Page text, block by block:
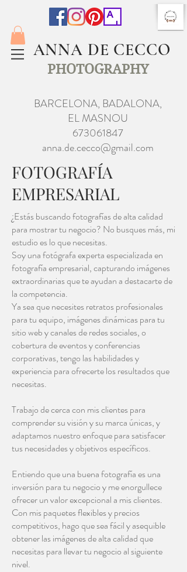
ANNA DE CECCO
PHOTOGRAPHY
BARCELONA, BADALONA,
EL MASNOU
673061847
anna.de.cecco@gmail.com
FOTOGRAFÍA
EMPRESARIAL
¿Estás buscando fotografías de alta calidad
para mostrar tu negocio? No busques más, mi
estudio es lo que necesitas.
Soy una fotógrafa experta especializada en
fotografía empresarial, capturando imágenes
extraordinarias que te ayudan a destacarte de
la competencia.
Ya sea que necesites retratos profesionales
para tu equipo, imágenes dinámicas para tu
sitio web y canales de redes sociales, o
cobertura de eventos y conferencias
corporativas, tengo las habilidades y
experiencia para ofrecerte los resultados que
necesitas.
Trabajo de cerca con mis clientes para
comprender su visión y su marca únicas, y
adaptamos nuestro enfoque para satisfacer
tus necesidades y objetivos específicos.
Entiendo que una buena fotografía es una
inversión para tu negocio y me enorgullece
ofrecer un valor excepcional a mis clientes.
Con mis paquetes flexibles y precios
competitivos, hago que sea fácil y asequible
obtener las imágenes de alta calidad que
necesitas para llevar tu negocio al siguiente
nivel.